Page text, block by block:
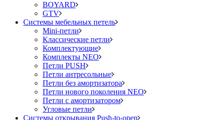
BOYARD
GTV
Системы мебельных петель
Mini-петли
Классические петли
Комплектующие
Комплекты NEO
Петли PUSH
Петли антресольные
Петли без амортизатора
Петли нового поколения NEO
Петли с амортизатором
Угловые петли
Системы открывания Push-to-open